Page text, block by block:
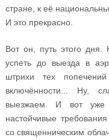
стране, к её
И это прекрасно.
Вот он, путь этого дня.
успеть до выезда в
штрихи тех
включённости... Ну,
выезжаем. И вот уже
настойчивые
со священническим